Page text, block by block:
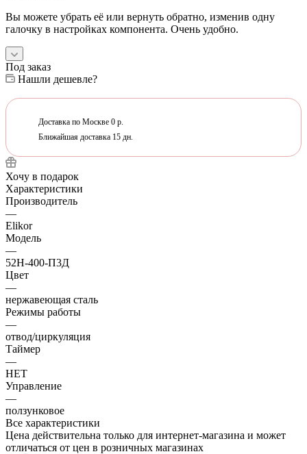
Вы можете убрать её или вернуть обратно, изменив одну
галочку в настройках компонента. Очень удобно.
Под заказ
Нашли дешевле?
Доставка по Москве 0 р.
Ближайшая доставка 15 дн.
Хочу в подарок
Характеристики
Производитель
—
Elikor
Модель
—
52Н-400-П3Д
Цвет
—
нержавеющая сталь
Режимы работы
—
отвод/циркуляция
Таймер
—
НЕТ
Управление
—
ползунковое
Все характеристики
Цена действительна только для интернет-магазина и может
отличаться от цен в розничных магазинах